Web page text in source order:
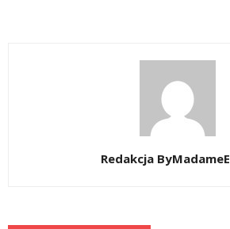
Redakcja